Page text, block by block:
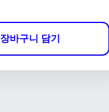
장바구니 담기